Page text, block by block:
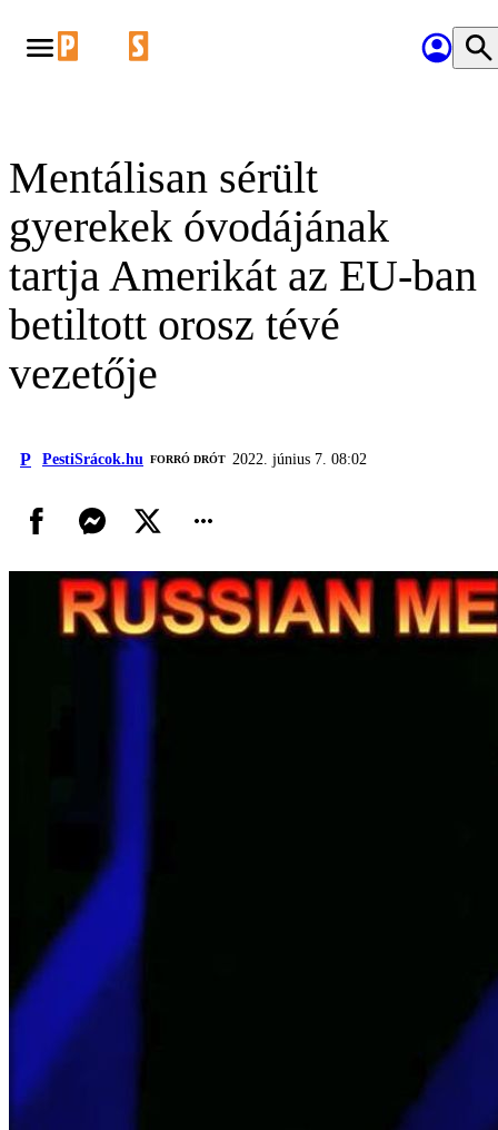
Mentálisan sérült
gyerekek óvodájának
tartja Amerikát az EU-ban
betiltott orosz tévé
vezetője
P PestiSrácok.hu FORRÓ DRÓT 2022. június 7. 08:02